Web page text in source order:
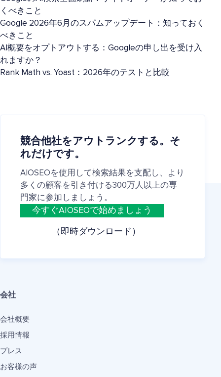
くべきこと
Google 2026年6月のスパムアップデート：知っておく
べきこと
AI概要をオプトアウトする：Googleの申し出を受け入
れますか？
Rank Math vs. Yoast：2026年のテストと比較
競合他社をアウトランクする。そ
れだけです。
AIOSEOを使用して検索結果を支配し、より
多くの顧客を引き付ける300万人以上の専
門家に参加しましょう。
今すぐAIOSEOで始めましょう
（即時ダウンロード）
会社
会社概要
採用情報
プレス
お客様の声